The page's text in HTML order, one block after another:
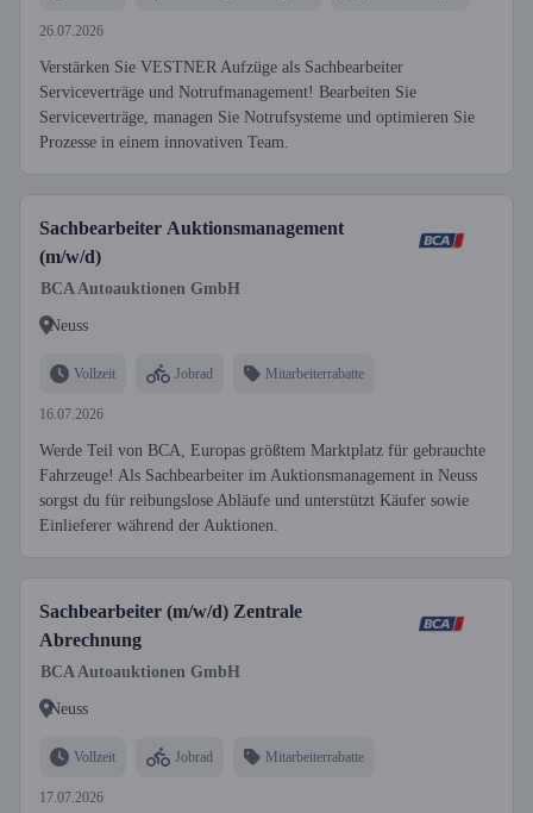
26.07.2026
Verstärken Sie VESTNER Aufzüge als Sachbearbeiter
Serviceverträge und Notrufmanagement! Bearbeiten Sie
Serviceverträge, managen Sie Notrufsysteme und optimieren Sie
Prozesse in einem innovativen Team.
Sachbearbeiter Auktionsmanagement
(m/w/d)
BCA Autoauktionen GmbH
Neuss
Vollzeit Jobrad Mitarbeiterrabatte
16.07.2026
Werde Teil von BCA, Europas größtem Marktplatz für gebrauchte
Fahrzeuge! Als Sachbearbeiter im Auktionsmanagement in Neuss
sorgst du für reibungslose Abläufe und unterstützt Käufer sowie
Einlieferer während der Auktionen.
Sachbearbeiter (m/w/d) Zentrale
Abrechnung
BCA Autoauktionen GmbH
Neuss
Vollzeit Jobrad Mitarbeiterrabatte
17.07.2026